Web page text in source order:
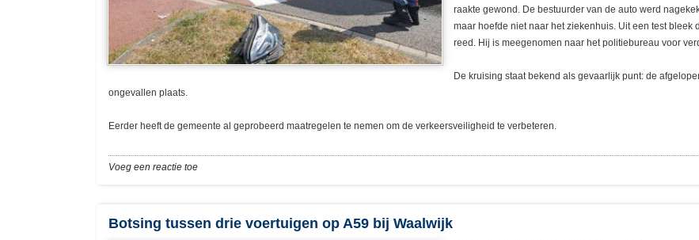
raakte gewond. De bestuurder van de auto werd
maar hoefde niet naar het ziekenhuis. Uit een test bleek
reed. Hij is meegenomen naar het politiebureau voor
De kruising staat bekend als gevaarlijk punt: de
ongevallen plaats.
Eerder heeft de gemeente al geprobeerd maatregelen te nemen om de verkeersveiligheid te verbeteren.
Voeg een reactie toe
Botsing tussen drie voertuigen op A59 bij Waalwijk